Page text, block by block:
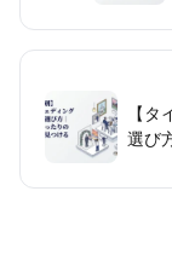
【
選び